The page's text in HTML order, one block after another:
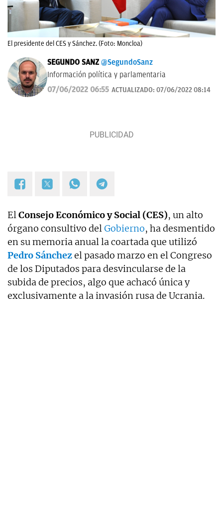
El presidente del CES y Sánchez. (Foto: Moncloa)
SEGUNDO SANZ @SegundoSanz
Información política y parlamentaria
07/06/2022 06:55 ACTUALIZADO: 07/06/2022 08:14
ElConsejo Económico y Social (CES), un alto
órgano consultivo delGobierno, ha desmentido
en su memoria anual la coartada que utilizó
Pedro Sánchezel pasado marzo en el Congreso
de los Diputados para desvincularse de la
subida de precios, algo que achacó única y
exclusivamente a la invasión rusa de Ucrania.